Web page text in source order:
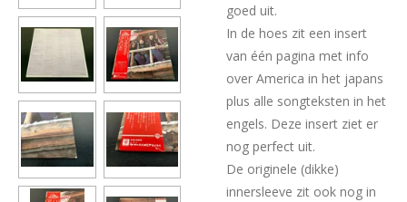
goed uit.
In de hoes zit een insert
van één pagina met info
over America in het japans
plus alle songteksten in het
engels. Deze insert ziet er
nog perfect uit.
De originele (dikke)
innersleeve zit ook nog in